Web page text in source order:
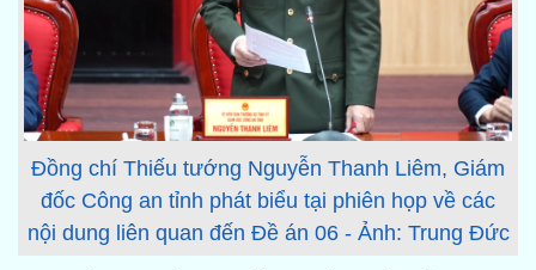
Đồng chí Thiếu tướng Nguyễn Thanh Liêm, Giám
đốc Công an tỉnh phát biểu tại phiên họp về các
nội dung liên quan đến Đề án 06 - Ảnh: Trung Đức